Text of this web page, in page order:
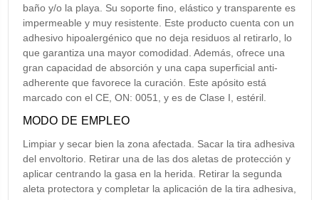
baño y/o la playa. Su soporte fino, elástico y transparente es
impermeable y muy resistente. Este producto cuenta con un
adhesivo hipoalergénico que no deja residuos al retirarlo, lo
que garantiza una mayor comodidad. Además, ofrece una
gran capacidad de absorción y una capa superficial anti-
adherente que favorece la curación. Este apósito está
marcado con el CE, ON: 0051, y es de Clase I, estéril.
MODO DE EMPLEO
Limpiar y secar bien la zona afectada. Sacar la tira adhesiva
del envoltorio. Retirar una de las dos aletas de protección y
aplicar centrando la gasa en la herida. Retirar la segunda
aleta protectora y completar la aplicación de la tira adhesiva,